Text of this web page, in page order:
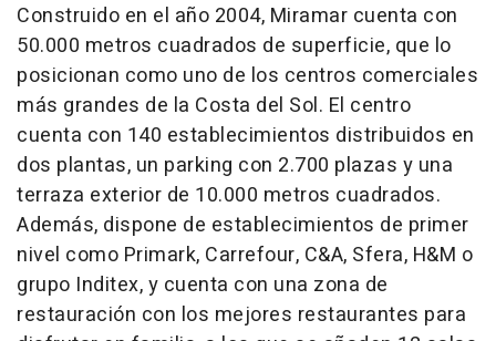
Construido en el año 2004, Miramar cuenta con
50.000 metros cuadrados de superficie, que lo
posicionan como uno de los centros comerciales
más grandes de la Costa del Sol. El centro
cuenta con 140 establecimientos distribuidos en
dos plantas, un parking con 2.700 plazas y una
terraza exterior de 10.000 metros cuadrados.
Además, dispone de establecimientos de primer
nivel como Primark, Carrefour, C&A, Sfera, H&M o
grupo Inditex, y cuenta con una zona de
restauración con los mejores restaurantes para